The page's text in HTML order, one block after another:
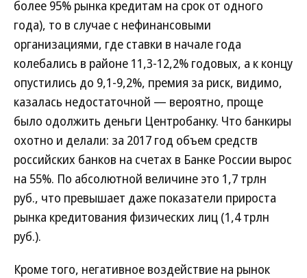
более 95% рынка кредитам на срок от одного
года), то в случае с нефинансовыми
организациями, где ставки в начале года
колебались в районе 11,3-12,2% годовых, а к концу
опустились до 9,1-9,2%, премия за риск, видимо,
казалась недостаточной — вероятно, проще
было одолжить деньги Центробанку. Что банкиры
охотно и делали: за 2017 год объем средств
российских банков на счетах в Банке России вырос
на 55%. По абсолютной величине это 1,7 трлн
руб., что превышает даже показатели прироста
рынка кредитования физических лиц (1,4 трлн
руб.).
Кроме того, негативное воздействие на рынок